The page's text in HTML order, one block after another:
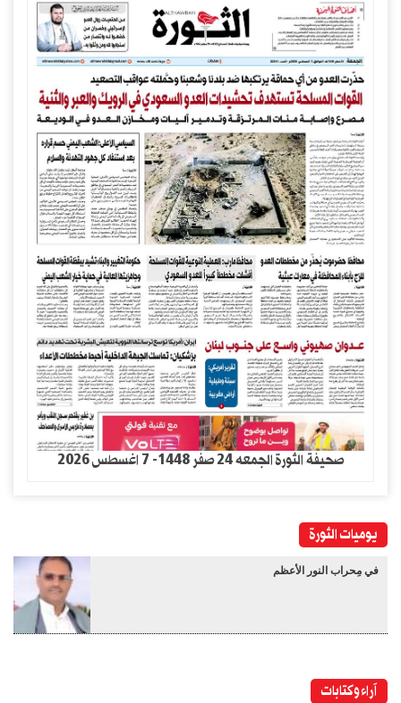
صحيفة الثورة الجمعه 24 صفر 1448- 7 اغسطس 2026
يوميات الثورة
في مِحراب النور الأعظم
آراء وكتابات